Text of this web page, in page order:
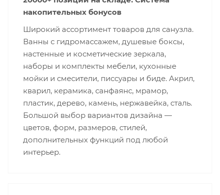
накопительных бонусов
Широкий ассортимент товаров для санузла.
Ванны с гидромассажем, душевые боксы,
настенные и косметические зеркала,
наборы и комплекты мебели, кухонные
мойки и смесители, писсуары и биде. Акрил,
кварил, керамика, санфаянс, мрамор,
пластик, дерево, камень, нержавейка, сталь.
Большой выбор вариантов дизайна —
цветов, форм, размеров, стилей,
дополнительных функций под любой
интерьер.